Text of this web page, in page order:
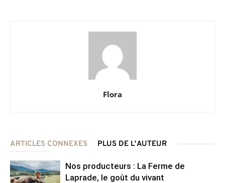
Flora
ARTICLES CONNEXES PLUS DE L'AUTEUR
Nos producteurs : La Ferme de
Laprade, le goût du vivant